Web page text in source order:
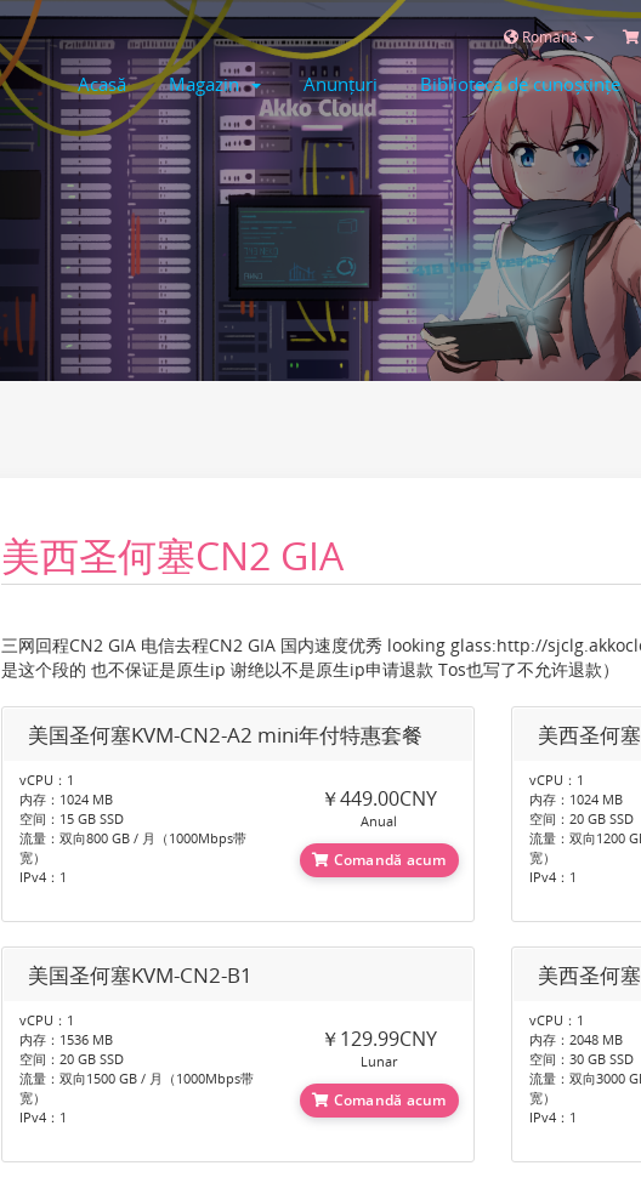
Română
Acasă Magazin Anunțuri Biblioteca de cunoștințe
美西圣何塞CN2 GIA
三网回程CN2 GIA 电信去程CN2 GIA 国内速度优秀 looking glass:http://
是这个段的 也不保证是原生ip 谢绝以不是原生ip申请退款 Tos也写了不允许退款）
美国圣何塞KVM-CN2-A2 mini年付特惠套餐
vCPU：1
内存：1024 MB
空间：15 GB SSD
流量：双向800 GB / 月（1000Mbps带
宽）
IPv4：1
￥449.00CNY
Anual
Comandă acum
美西圣何
vCPU：1
内存：1024 MB
空间：20 GB SSD
流量：双向1200
宽）
IPv4：1
美国圣何塞KVM-CN2-B1
vCPU：1
内存：1536 MB
空间：20 GB SSD
流量：双向1500 GB / 月（1000Mbps带
宽）
IPv4：1
￥129.99CNY
Lunar
Comandă acum
美西圣何
vCPU：1
内存：2048 MB
空间：30 GB SSD
流量：双向3000
宽）
IPv4：1